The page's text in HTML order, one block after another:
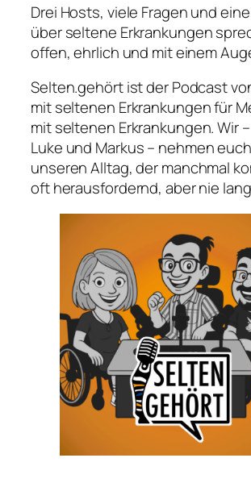
Drei Hosts, viele Fragen und
über seltene Erkrankungen
offen, ehrlich und mit einem
Selten.gehört ist der Podcast
mit seltenen Erkrankungen für
mit seltenen Erkrankungen. Wir
Luke und Markus – nehmen
unseren Alltag, der manchmal
oft herausfordernd, aber nie